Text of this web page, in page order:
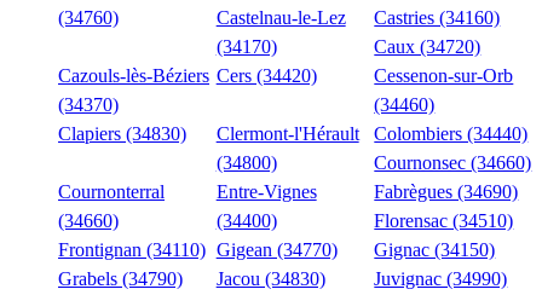
(34760)
Castelnau-le-Lez
(34170)
Castries (34160)
Caux (34720)
Cazouls-lès-Béziers
(34370)
Cers (34420)
Cessenon-sur-Orb
(34460)
Clapiers (34830)
Clermont-l'Hérault
(34800)
Colombiers (34440)
Cournonsec (34660)
Cournonterral
(34660)
Entre-Vignes
(34400)
Fabrègues (34690)
Florensac (34510)
Frontignan (34110) Gigean (34770)
Gignac (34150)
Grabels (34790)
Jacou (34830)
Juvignac (34990)